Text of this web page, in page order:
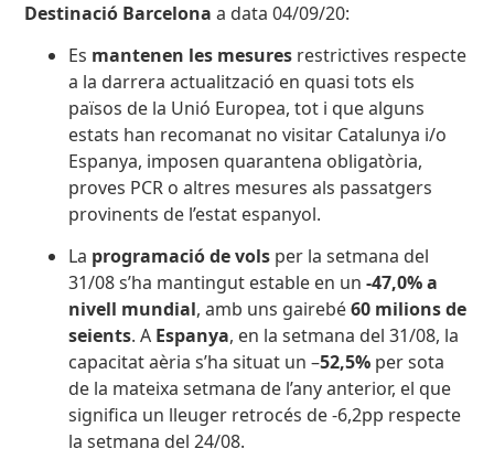
Destinació Barcelonaa data 04/09/20:
Es mantenen les mesures restrictives respecte
a la darrera actualització en quasi tots els
països de la Unió Europea, tot i que alguns
estats han recomanat no visitar Catalunya i/o
Espanya, imposen quarantena obligatòria,
proves PCR o altres mesures als passatgers
provinents de l’estat espanyol.
La programació de vols per la setmana del
31/08 s’ha mantingut estable en un-47,0% a
nivell mundial, amb uns gairebé60 milions de
seients. A Espanya, en la setmana del 31/08, la
capacitat aèria s’ha situat un –52,5% per sota
de la mateixa setmana de l’any anterior, el que
significa un lleuger retrocés de -6,2pp respecte
la setmana del 24/08.